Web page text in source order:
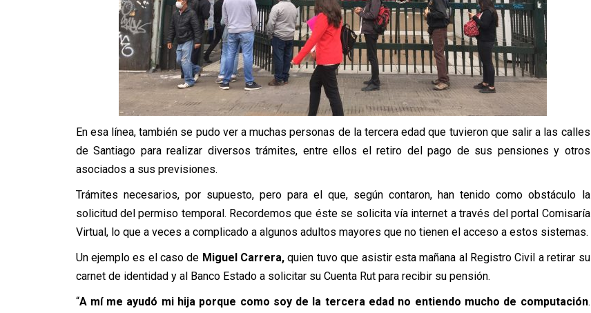
En esa línea, también se pudo ver a muchas personas de la tercera edad que tuvieron que salir a las calles
de Santiago para realizar diversos trámites, entre ellos el retiro del pago de sus pensiones y otros
asociados a sus previsiones.
Trámites necesarios, por supuesto, pero para el que, según contaron, han tenido como obstáculo la
solicitud del permiso temporal. Recordemos que éste se solicita vía internet a través del portal Comisaría
Virtual, lo que a veces a complicado a algunos adultos mayores que no tienen el acceso a estos sistemas.
Un ejemplo es el caso de Miguel Carrera, quien tuvo que asistir esta mañana al Registro Civil a retirar su
carnet de identidad y al Banco Estado a solicitar su Cuenta Rut para recibir su pensión.
“A mí me ayudó mi hija porque como soy de la tercera edad no entiendo mucho de computación.